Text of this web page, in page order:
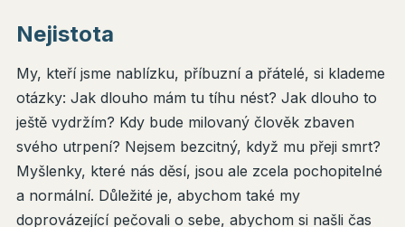
Nejistota
My, kteří jsme nablízku, příbuzní a přátelé, si klademe
otázky: Jak dlouho mám tu tíhu nést? Jak dlouho to
ještě vydržím? Kdy bude milovaný člověk zbaven
svého utrpení? Nejsem bezcitný, když mu přeji smrt?
Myšlenky, které nás děsí, jsou ale zcela pochopitelné
a normální. Důležité je, abychom také my
doprovázející pečovali o sebe, abychom si našli čas